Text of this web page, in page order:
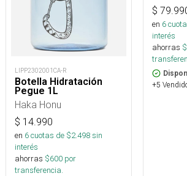
LIPP2302001CA-R
Botella Hidratación
Pegue 1L
Haka Honu
$ 14.990
en 6cuotas de $2.498sin
interés
ahorras $600 por
transferencia.
$
en 6
interés
ahorras $
+5